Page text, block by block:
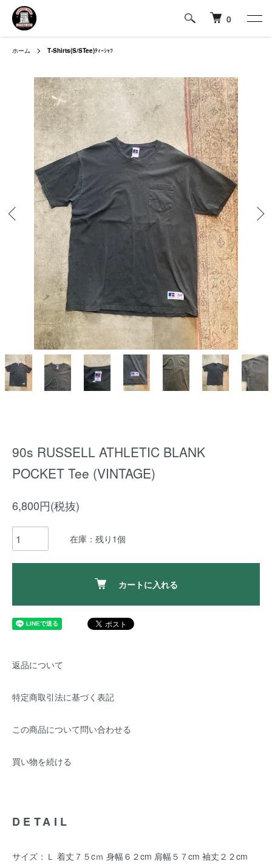
0
ホーム T-Shirts(S/STee)ﾃｨｰｼｬﾂ
90s RUSSELL ATHLETIC BLANK
POCKET Tee (VINTAGE)
6,800円(税抜)
在庫：残り1個
カートに入れる
返品について
特定商取引法に基づく表記
この商品について問い合わせる
買い物を続ける
DETAIL
サイズ：Ｌ 着丈７５cｍ 身幅６２cm 肩幅５７cm 袖丈２２cm